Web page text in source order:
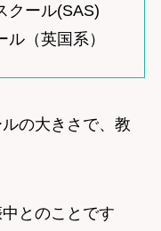
クール(SAS)
（英国系）
の大きさで、教
とのことです